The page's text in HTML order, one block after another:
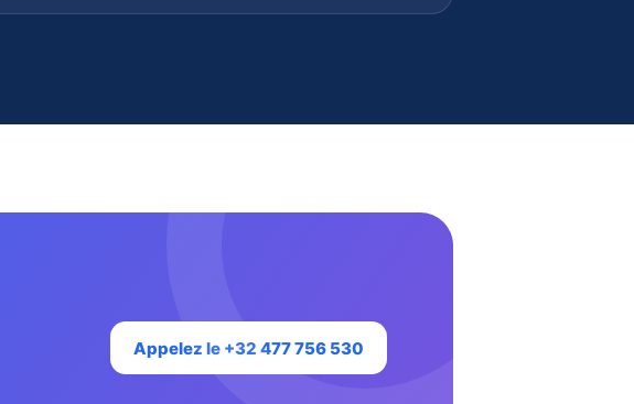
Appelez le +32 477 756 530